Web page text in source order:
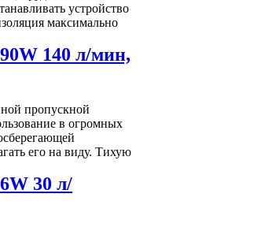
устройство
максимально
140 л/мин,
пропускной
в огромных
его на виду. Тихую
30 л/